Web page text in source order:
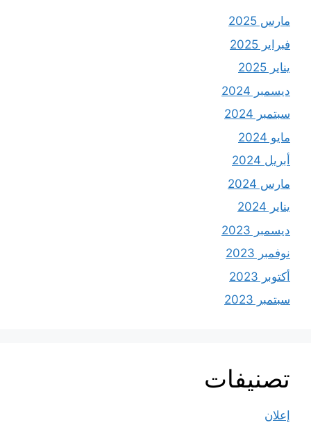
مارس 2025
فبراير 2025
يناير 2025
ديسمبر 2024
سبتمبر 2024
مايو 2024
أبريل 2024
مارس 2024
يناير 2024
ديسمبر 2023
نوفمبر 2023
أكتوبر 2023
سبتمبر 2023
تصنيفات
إعلان